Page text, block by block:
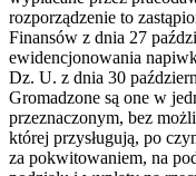
rozporządzenie to
Finansów z dnia 27
ewidencjonowania
Dz. U. z dnia 30
Gromadzone są one w
przeznaczonym, bez
której przysługują, po
za pokwitowaniem, na